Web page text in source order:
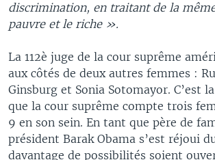
discrimination, en traitant de la
pauvre et le riche ».
La 112è juge de la cour suprême
aux côtés de deux autres femmes :
Ginsburg et Sonia Sotomayor. C’est
que la cour suprême compte trois
9 en son sein. En tant que père de
président Barak Obama s’est réjoui
davantage de possibilités soient